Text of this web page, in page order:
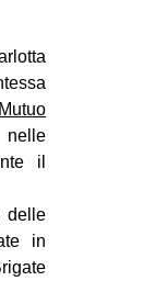
il
delle
in